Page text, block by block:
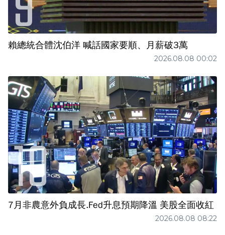
賴總統合體沈伯洋 喊話國家要順、月薪破3萬
2026.08.08 00:02
7月非農意外負成長.Fed升息預期降溫 美股全面收紅
2026.08.08 08:22